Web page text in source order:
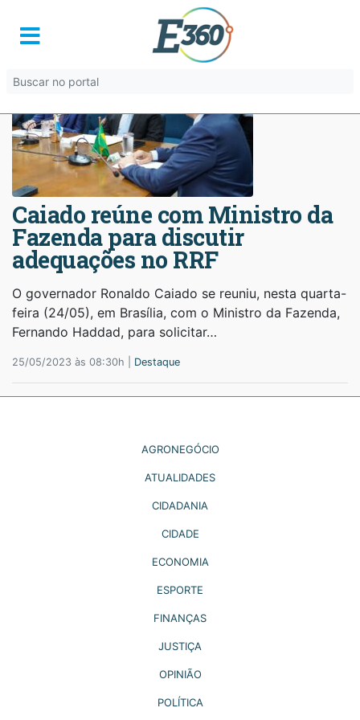
Caiado reúne com Ministro da
Fazenda para discutir
adequações no RRF
O governador Ronaldo Caiado se reuniu, nesta quarta-
feira (24/05), em Brasília, com o Ministro da Fazenda,
Fernando Haddad, para solicitar…
25/05/2023 às 08:30h | Destaque
AGRONEGÓCIO
ATUALIDADES
CIDADANIA
CIDADE
ECONOMIA
ESPORTE
FINANÇAS
JUSTIÇA
OPINIÃO
POLÍTICA